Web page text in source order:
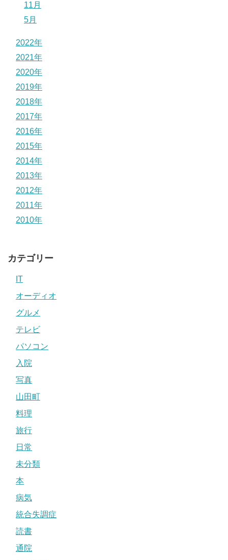
11月
5月
2022年
2021年
2020年
2019年
2018年
2017年
2016年
2015年
2014年
2013年
2012年
2011年
2010年
カテゴリー
IT
オーディオ
グルメ
テレビ
パソコン
入院
写真
山田町
料理
旅行
日常
未分類
本
病気
統合失調症
読書
通院